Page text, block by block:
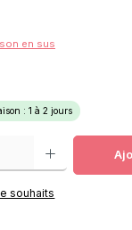
en sus
: 1 à 2 jours
la quantité
souhaits